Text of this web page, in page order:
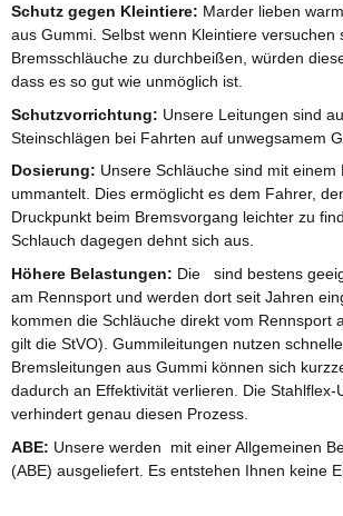
Schutz gegen Kleintiere: Marder lieben
aus Gummi. Selbst wenn Kleintiere versuchen
Bremsschläuche zu durchbeißen, würden
dass es so gut wie unmöglich ist.
Schutzvorrichtung: Unsere Leitungen sind
Steinschlägen bei Fahrten auf unwegsamem
Dosierung: Unsere Schläuche sind mit einem
ummantelt. Dies ermöglicht es dem Fahrer,
Druckpunkt beim Bremsvorgang leichter zu
Schlauch dagegen dehnt sich aus.
Höhere Belastungen: Die sind bestens
am Rennsport und werden dort seit Jahren
kommen die Schläuche direkt vom Rennsport
gilt die StVO). Gummileitungen nutzen
Bremsleitungen aus Gummi können sich
dadurch an Effektivität verlieren. Die Stahlflex-
verhindert genau diesen Prozess.
ABE: Unsere werden mit einer Allgemeinen
(ABE) ausgeliefert. Es entstehen Ihnen keine